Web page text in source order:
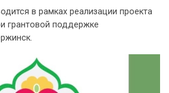
в рамках реализации проекта
грантовой поддержке